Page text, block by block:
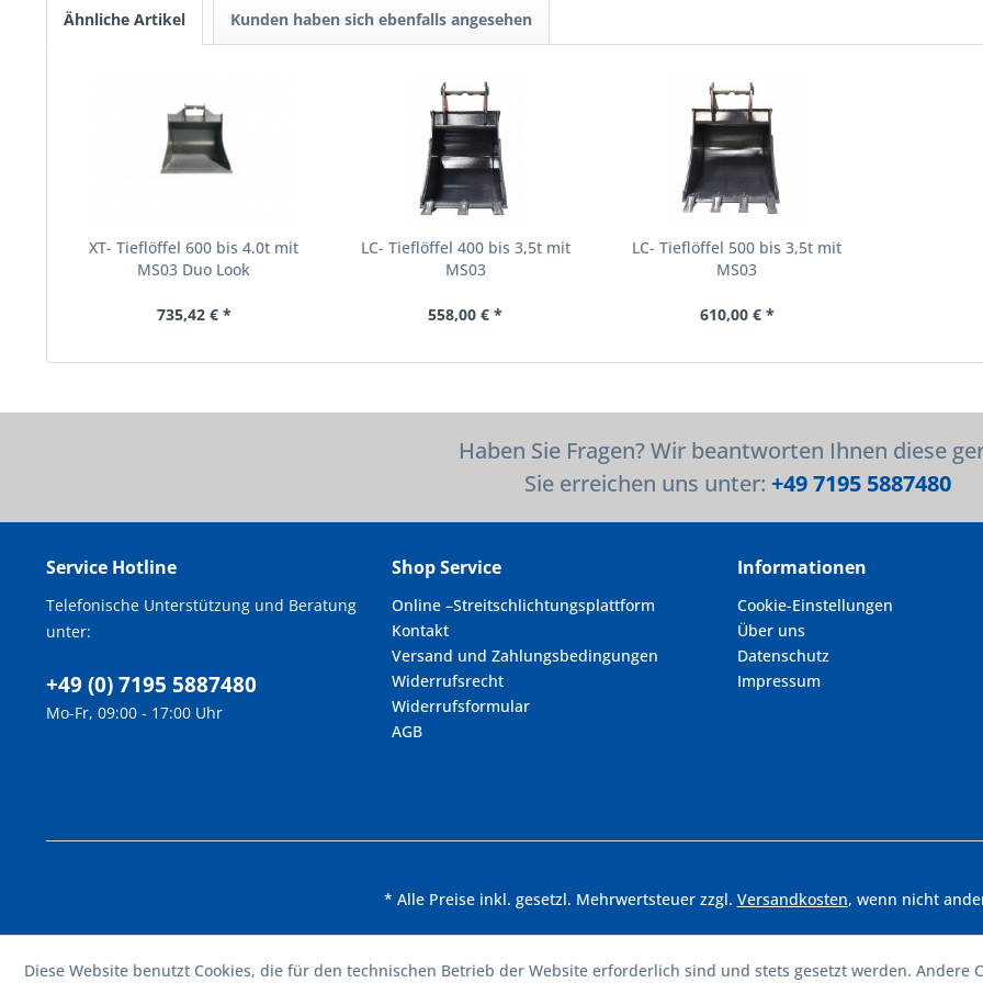
Ähnliche Artikel Kunden haben sich ebenfalls angesehen
XT- Tieflöffel 600 bis 4.0t mit
MS03 Duo Look
735,42 € *
LC- Tieflöffel 400 bis 3,5t mit
MS03
558,00 € *
LC- Tieflöffel 500 bis 3,5t mit
MS03
610,00 € *
Haben Sie Fragen? Wir beantworten Ihnen diese
Sie erreichen uns unter: +49 7195 5887480
Service Hotline
Telefonische Unterstützung und Beratung
unter:
+49 (0) 7195 5887480
Mo-Fr, 09:00 - 17:00 Uhr
Shop Service
Online –Streitschlichtungsplattform
Kontakt
Versand und Zahlungsbedingungen
Widerrufsrecht
Widerrufsformular
AGB
Informationen
Cookie-Einstellungen
Über uns
Datenschutz
Impressum
* Alle Preise inkl. gesetzl. Mehrwertsteuer zzgl. Versandkosten, wenn nicht
Diese Website benutzt Cookies, die für den technischen Betrieb der Website erforderlich sind und stets gesetzt werden. Andere